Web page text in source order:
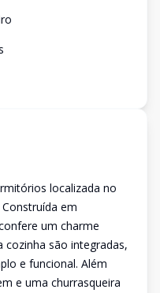
localizada no
em
um charme
cozinha são integradas,
e funcional. Além
e uma churrasqueira